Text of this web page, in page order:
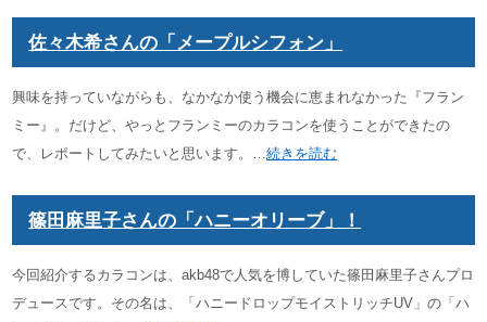
佐々木希さんの「メープルシフォン」
興味を持っていながらも、なかなか使う機会に恵まれなかった『フラン
ミー』。だけど、やっとフランミーのカラコンを使うことができたの
で、レポートしてみたいと思います。…続きを読む
篠田麻里子さんの「ハニーオリーブ」！
今回紹介するカラコンは、akb48で人気を博していた篠田麻里子さんプロ
デュースです。その名は、「ハニードロップモイストリッチUV」の「ハ